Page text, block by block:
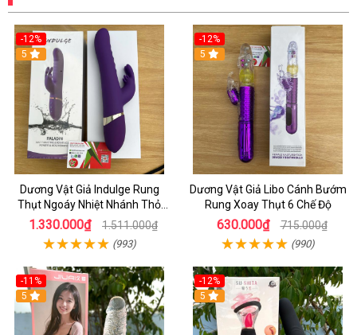
-12%
5
Dương Vật Giả Indulge Rung
Thụt Ngoáy Nhiệt Nhánh Thỏ
Kích Điểm G
1.330.000₫ 1.511.000₫
(993)
-12%
5
Dương Vật Giả Libo Cánh Bướm
Rung Xoay Thụt 6 Chế Độ
630.000₫ 715.000₫
(990)
-11%
5
-12%
5